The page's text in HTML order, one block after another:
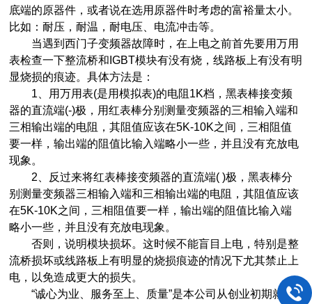
底端的原器件，或者说在选用原器件时考虑的富裕量太小。
比如：耐压，耐温，耐电压、电流冲击等。
当遇到西门子变频器故障时，在上电之前首先要用万用
表检查一下整流桥和IGBT模块有没有烧，线路板上有没有明
显烧损的痕迹。具体方法是：
1、用万用表(是用模拟表)的电阻1K档，黑表棒接变频
器的直流端(-)极，用红表棒分别测量变频器的三相输入端和
三相输出端的电阻，其阻值应该在5K-10K之间，三相阻值
要一样，输出端的阻值比输入端略小一些，并且没有充放电
现象。
2、反过来将红表棒接变频器的直流端( )极，黑表棒分
别测量变频器三相输入端和三相输出端的电阻，其阻值应该
在5K-10K之间，三相阻值要一样，输出端的阻值比输入端
略小一些，并且没有充放电现象。
否则，说明模块损坏。这时候不能盲目上电，特别是整
流桥损坏或线路板上有明显的烧损痕迹的情况下尤其禁止上
电，以免造成更大的损失。
“诚心为业、服务至上、质量”是本公司从创业初期就遵